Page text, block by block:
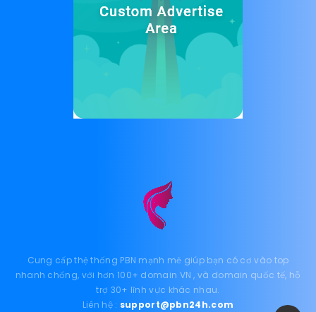
Cung cấp thệ thống PBN mạnh mẽ giúp bạn có cơ vào top
nhanh chống, với hơn 100+ domain VN , và domain quốc tế, hỗ
trợ 30+ lĩnh vực khác nhau.
Liên hệ : support@pbn24h.com